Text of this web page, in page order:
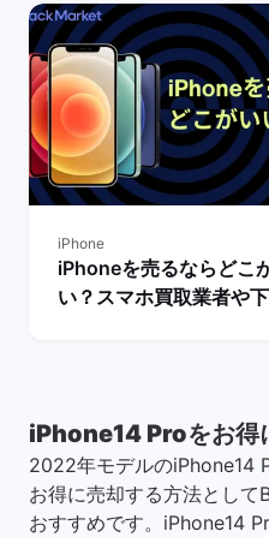
iPhone
iPhoneを売るならどこ
い？スマホ買取業者や
iPhone14 Proをお得
2022年モデルのiPhone14
お得に売却する方法とし
おすすめです。iPhone14